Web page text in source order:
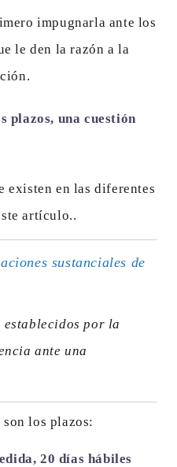
impugnarla ante los
le den la razón a la
plazos, una cuestión
existen en las diferentes
artículo..
sustanciales de
por la
ante una
son los plazos:
20 días hábiles